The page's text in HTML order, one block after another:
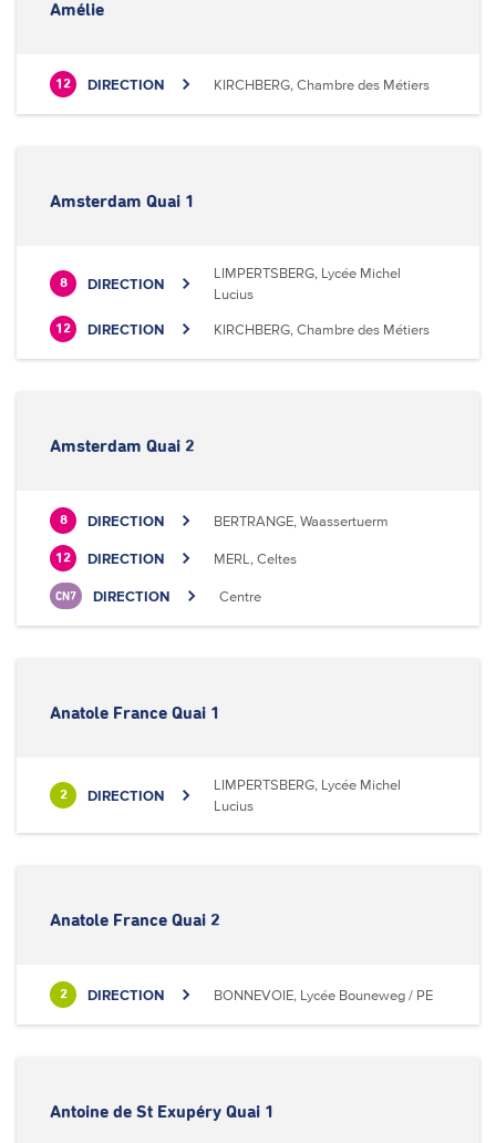
Amélie
12 DIRECTION KIRCHBERG, Chambre des Métiers
Amsterdam Quai 1
8 DIRECTION
LIMPERTSBERG, Lycée Michel
Lucius
12 DIRECTION KIRCHBERG, Chambre des Métiers
Amsterdam Quai 2
8 DIRECTION BERTRANGE, Waassertuerm
12 DIRECTION MERL, Celtes
CN7 DIRECTION Centre
Anatole France Quai 1
2 DIRECTION
LIMPERTSBERG, Lycée Michel
Lucius
Anatole France Quai 2
2 DIRECTION BONNEVOIE, Lycée Bouneweg / PE
Antoine de St Exupéry Quai 1